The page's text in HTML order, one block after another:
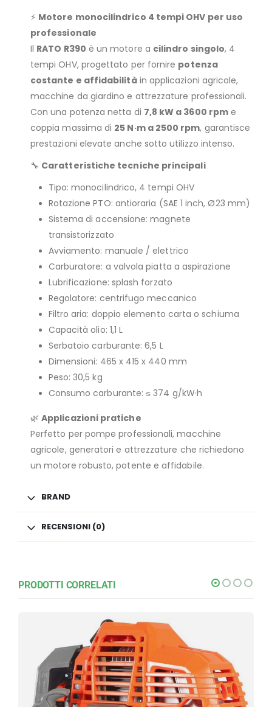
⚡ Motore monocilindrico 4 tempi OHV per uso
professionale
Il RATO R390 è un motore a cilindro singolo, 4
tempi OHV, progettato per fornire potenza
costante e affidabilitàin applicazioni agricole,
macchine da giardino e attrezzature professionali.
Con una potenza netta di 7,8 kW a 3600 rpme
coppia massima di 25 N·m a 2500 rpm, garantisce
prestazioni elevate anche sotto utilizzo intenso.
🔧 Caratteristiche tecniche principali
Tipo: monocilindrico, 4 tempi OHV
Rotazione PTO: antioraria (SAE 1 inch, Ø23 mm)
Sistema di accensione: magnete
transistorizzato
Avviamento: manuale / elettrico
Carburatore: a valvola piatta a aspirazione
Lubrificazione: splash forzato
Regolatore: centrifugo meccanico
Filtro aria: doppio elemento carta o schiuma
Capacità olio: 1,1 L
Serbatoio carburante: 6,5 L
Dimensioni: 465 x 415 x 440 mm
Peso: 30,5 kg
Consumo carburante: ≤ 374 g/kW·h
🌿Applicazioni pratiche
Perfetto per pompe professionali, macchine
agricole, generatori e attrezzature che richiedono
un motore robusto, potente e affidabile.
BRAND
RECENSIONI (0)
PRODOTTI CORRELATI